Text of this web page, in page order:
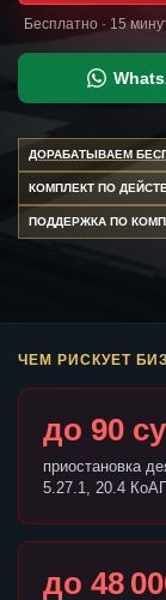
Бесплатно · 15
ДОРАБАТЫВАЕМ
КОМПЛЕКТ ПО
ПОДДЕРЖКА ПО
ЧЕМ РИСКУЕТ
до 90
приостановка
5.27.1, 20.4
до 48